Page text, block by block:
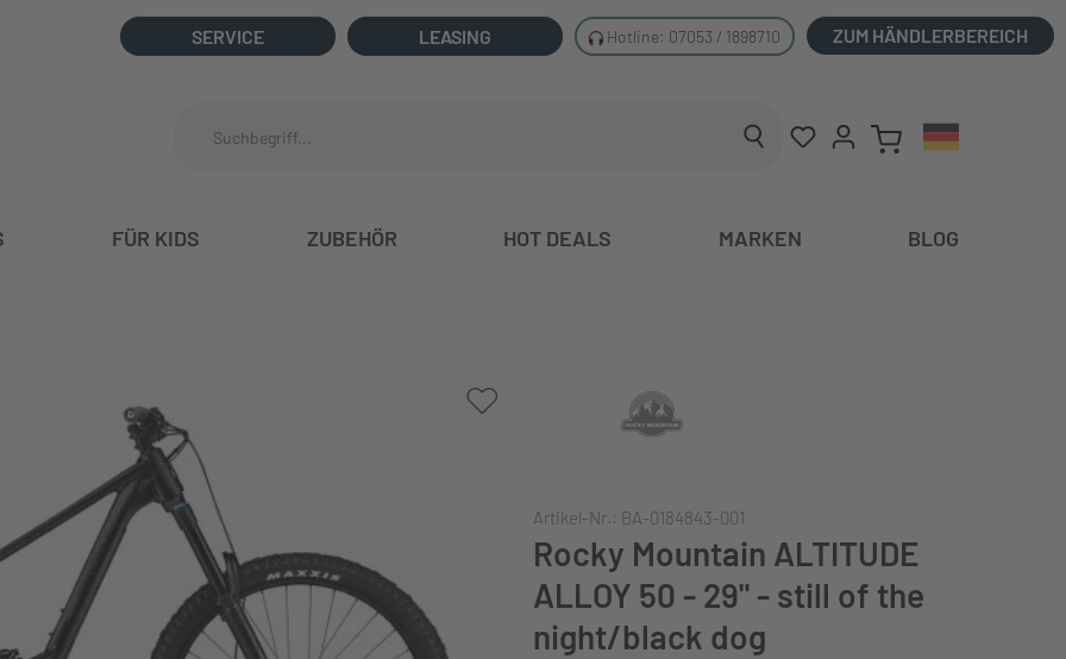
SERVICE LEASING Hotline: 07053 / 1898710 ZUM HÄNDLERBEREICH
FÜR KIDS ZUBEHÖR HOT DEALS MARKEN BLOG
Artikel-Nr.: BA-0184843-001
Rocky Mountain ALTITUDE
ALLOY 50 - 29" - still of the
night/black dog